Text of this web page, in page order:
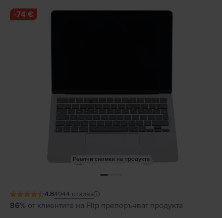
-74 €
Реални снимки на продукта
4.84944 отзива
86% от клиентите на Flip препоръчват продукта